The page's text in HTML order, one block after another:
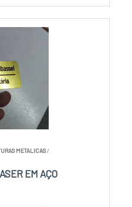
METALICAS/
EM AÇO